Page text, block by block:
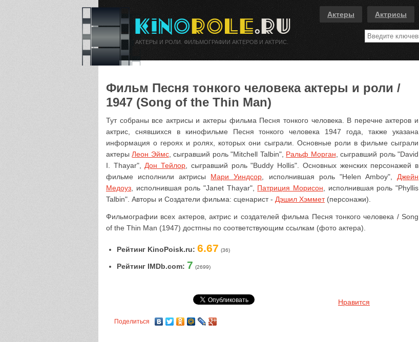
Актеры Актрисы
Фильм Песня тонкого человека актеры и роли /
1947 (Song of the Thin Man)
Тут собраны все актрисы и актеры фильма Песня тонкого человека. В перечне актеров и
актрис, снявшихся в кинофильме Песня тонкого человека 1947 года, также указана
информация о героях и ролях, которых они сыграли. Основные роли в фильме сыграли
актерыЛеон Эймс, сыгравший роль "Mitchell Talbin", Ральф Морган , сыгравший роль "David
I. Thayar", Дон Тейлор , сыгравший роль "Buddy Hollis". Основных женских персонажей в
фильме исполнили актрисы Мари Уиндсор , исполнившая роль "Helen Amboy", Джейн
Медоуз , исполнившая роль "Janet Thayar", Патриция Морисон , исполнившая роль "Phyllis
Talbin". Авторы и Создатели фильма: сценарист - Дэшил Хэммет(персонажи).
Фильмографии всех актеров, актрис и создателей фильма Песня тонкого человека / Song
of the Thin Man (1947) достпны по соответствующим ссылкам (фото актера).
Рейтинг KinoPoisk.ru: 6.67 (36)
Рейтинг IMDb.com: 7 (2699)
Нравится
Поделиться
АКТЕРЫ И РОЛИ. ФИЛЬМОГРАФИИ АКТЕРОВ И АКТРИС.